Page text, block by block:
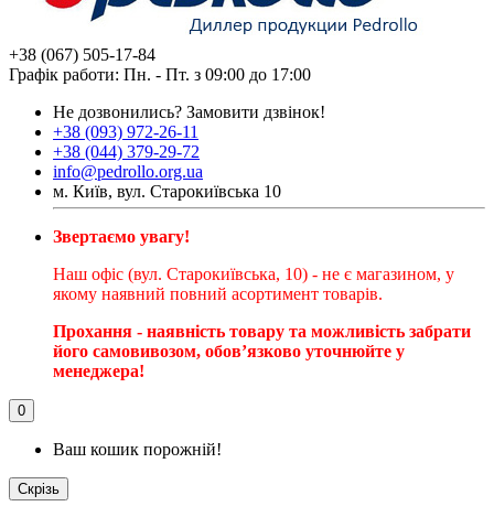
+38 (067) 505-17-84
Графік работи: Пн. - Пт. з 09:00 до 17:00
Не дозвонились? Замовити дзвінок!
+38 (093) 972-26-11
+38 (044) 379-29-72
info@pedrollo.org.ua
м. Київ, вул. Старокиївська 10
Звертаємо увагу!
Наш офіс (вул. Старокиївська, 10) - не є магазином, у
якому наявний повний асортимент товарів.
Прохання - наявність товару та можливість забрати
його самовивозом, обовʼязково уточнюйте у
менеджера!
0
Ваш кошик порожній!
Скрізь